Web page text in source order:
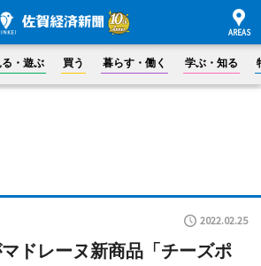
る・遊ぶ 買う 暮らす・働く 学ぶ・知る
2022.02.25
ドレーヌ新商品「チーズポ